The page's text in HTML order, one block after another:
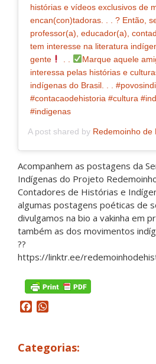
histórias e vídeos exclusivos de
encan(con)tadoras. . . ? Então,
professor(a), educador(a),
tem interesse na literatura
gente
Marque aquele
interessa pelas histórias e
indígenas do Brasil. . .
#contacaodehistoria #cultura
#indigenas ⠀
A post shared by Redemoinho de
Acompanhem as postagens da
Indígenas do Projeto
Contadores de Histórias e
algumas postagens poéticas de
divulgamos na bio a vakinha em
também as dos movimentos
??
https://linktr.ee/
Facebook
Categorias: